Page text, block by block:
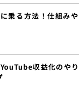
乗る方法！仕組み
収益化のや